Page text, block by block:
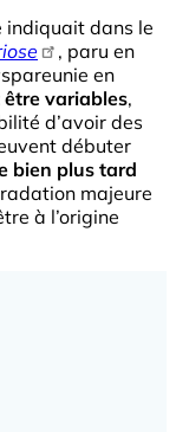
indiquait dans le
, paru en
en
variables,
d’avoir des
débuter
bien plus tard
majeure
à l’origine